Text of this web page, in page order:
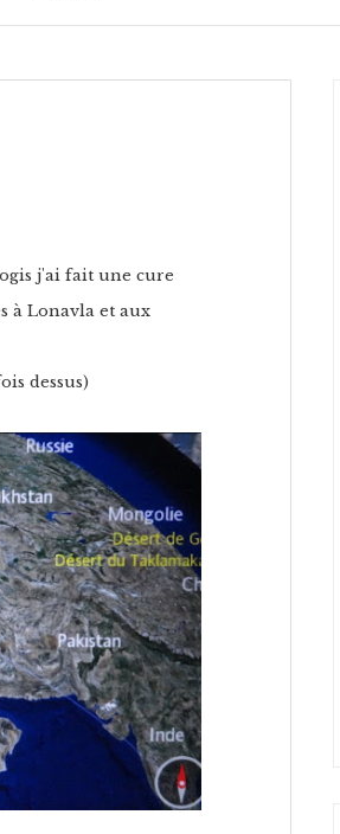
j'ai fait une cure
à Lonavla et aux
dessus)